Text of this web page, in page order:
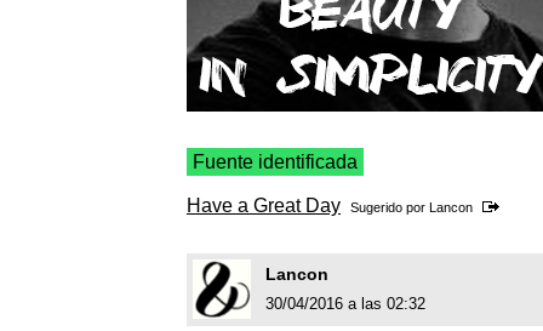
Fuente identificada
Have a Great Day Sugerido por Lancon
Lancon
30/04/2016 a las 02:32